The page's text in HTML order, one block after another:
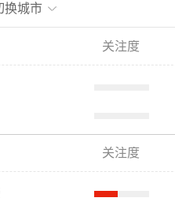
换城市
关注度
关注度